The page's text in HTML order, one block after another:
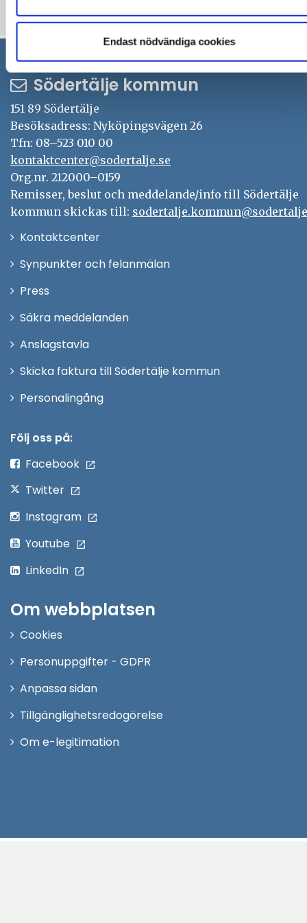
Endast nödvändiga cookies
Södertälje kommun
151 89 Södertälje
Besöksadress: Nyköpingsvägen 26
Tfn: 08–523 010 00
kontaktcenter@sodertalje.se
Org.nr. 212000–0159
Remisser, beslut och meddelande/info till Södertälje
kommun skickas till:
KontaktcenterÖppna
Synpunkter och felanmälan
Press
fönster
Säkra meddelanden
Anslagstavla
Skicka faktura till Södertälje kommun
PersonalingångÖppna
Följ oss på:
Facebook
Twitter
Instagram
Youtube
LinkedIn
Om webbplatsen
Cookies
Personuppgifter - GDPR
Anpassa sidan
Tillgänglighetsredogörelse
Om e-legitimation